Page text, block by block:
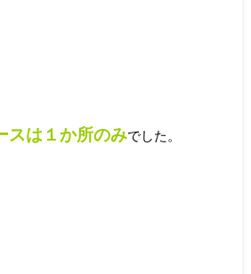
スは１か所のみでした。